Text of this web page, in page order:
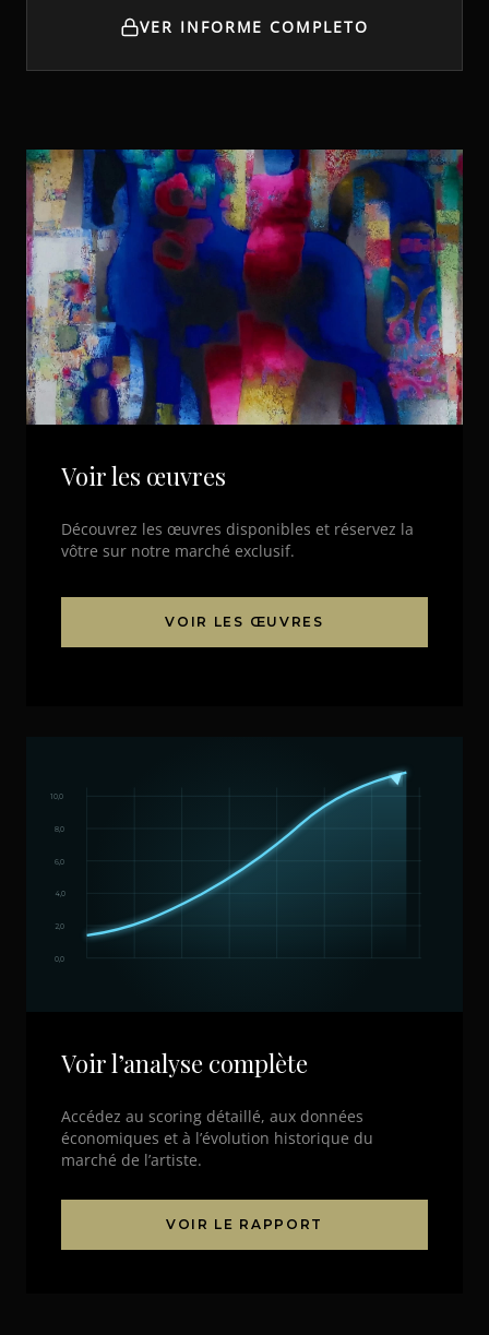
VER INFORME COMPLETO
Voir les œuvres
Découvrez les œuvres disponibles et réservez la
vôtre sur notre marché exclusif.
VOIR LES ŒUVRES
0,0
2,0
4,0
6,0
8,0
10,0
Voir l’analyse complète
Accédez au scoring détaillé, aux données
économiques et à l’évolution historique du
marché de l’artiste.
VOIR LE RAPPORT